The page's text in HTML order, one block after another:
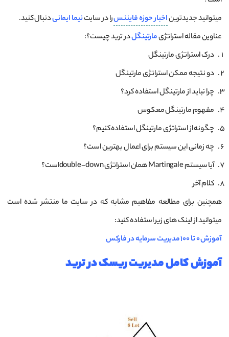
میتوانید جدیدتریناخبارحوزهفایننسرا در سایتنیما ایمانیدنبال کنید.
عناوین مقاله استراتژیمارتینگلدر ترید چیست؟:
درک استراتژی مارتینگل
دو نتیجه ممکن استراتژی مارتینگل
چرا نباید از مارتینگل استفاده کرد؟
مفهوم مارتینگل معکوس
چگونه از استراتژی مارتینگل استفاده کنیم؟
چه زمانی این سیستم برای اعمال بهترین است؟
آیا سیستم Martingale همان استراتژی double-downاست؟
کلام آخر
همچنین برای مطالعه مفاهیم مشابه که در سایت ما منتشر شده است
میتوانید از لینک های زیر استفاده کنید:
آموزش 0 تا 100 مدیریت سرمایه در فارکس
آموزش کامل مدیریت ریسک در ترید